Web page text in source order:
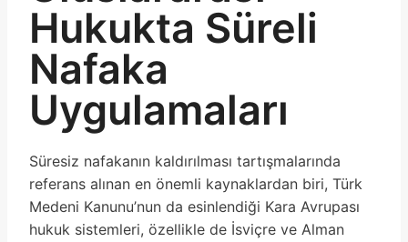
Hukukta Süreli
Nafaka
Uygulamaları
Süresiz nafakanın kaldırılması tartışmalarında
referans alınan en önemli kaynaklardan biri, Türk
Medeni Kanunu’nun da esinlendiği Kara Avrupası
hukuk sistemleri, özellikle de İsviçre ve Alman